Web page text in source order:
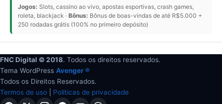
Jogos: Slots, cassino ao vivo, apostas esportivas, crash games,
roleta, blackjack · Bônus: Bônus de boas-vindas de até R$5.000 +
250 rodadas grátis (100% no primeiro depósito)
FNC Digital © 2018. Todos os direitos reservados.
Tema WordPress Avenger ®
Todos os Direitos Reservados.
Termos de uso
Politicas de privacidade